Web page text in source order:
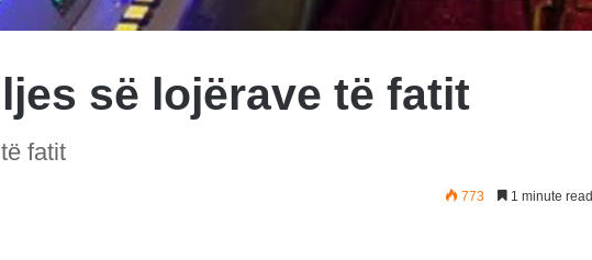
së lojërave të fatit
fatit
773 1 minute read